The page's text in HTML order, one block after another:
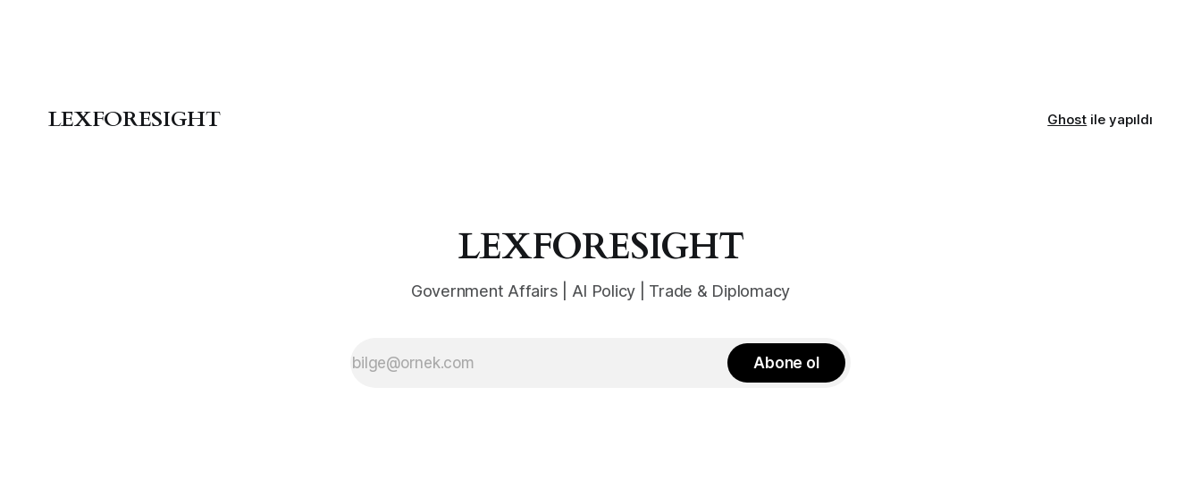
LEXFORESIGHT Ghost ile yapıldı
LEXFORESIGHT
Government Affairs | AI Policy | Trade & Diplomacy
Abone ol